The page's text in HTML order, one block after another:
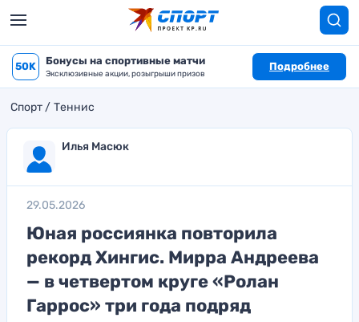
50K Бонусы на спортивные матчи
Эксклюзивные акции, розыгрыши призов
Подробнее
Спорт Теннис
Илья Масюк
29.05.2026
Юная россиянка повторила
рекорд Хингис. Мирра Андреева
— в четвертом круге «Ролан
Гаррос» три года подряд